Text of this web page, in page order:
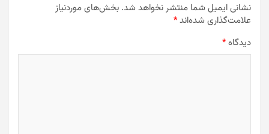
نشانی ایمیل شما منتشر نخواهد شد. بخش‌های موردنیاز
علامت‌گذاری شده‌اند*
دیدگاه*